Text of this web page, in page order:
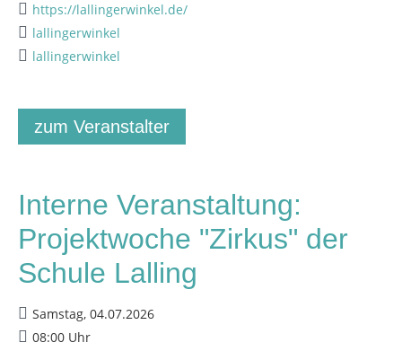
https://lallingerwinkel.de/
lallingerwinkel
lallingerwinkel
zum Veranstalter
Interne Veranstaltung:
Projektwoche "Zirkus" der
Schule Lalling
Samstag, 04.07.2026
08:00 Uhr